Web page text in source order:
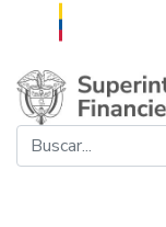
Saltar al contenido